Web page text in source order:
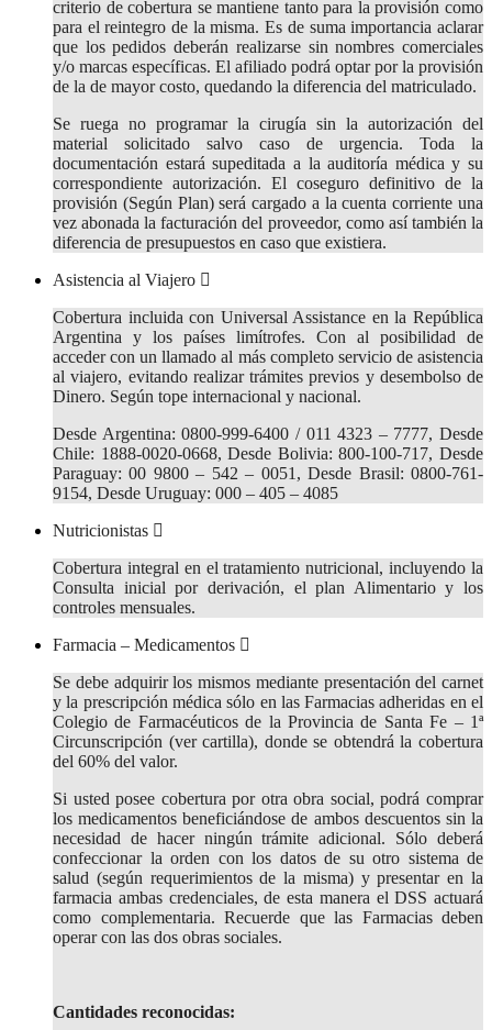
criterio de cobertura se mantiene tanto para la provisión como
para el reintegro de la misma. Es de suma importancia aclarar
que los pedidos deberán realizarse sin nombres comerciales
y/o marcas específicas. El afiliado podrá optar por la provisión
de la de mayor costo, quedando la diferencia del matriculado.
Se ruega no programar la cirugía sin la autorización del
material solicitado salvo caso de urgencia. Toda la
documentación estará supeditada a la auditoría médica y su
correspondiente autorización. El coseguro definitivo de la
provisión (Según Plan) será cargado a la cuenta corriente una
vez abonada la facturación del proveedor, como así también la
diferencia de presupuestos en caso que existiera.
Asistencia al Viajero
Cobertura incluida con Universal Assistance en la República
Argentina y los países limítrofes. Con al posibilidad de
acceder con un llamado al más completo servicio de asistencia
al viajero, evitando realizar trámites previos y desembolso de
Dinero. Según tope internacional y nacional.
Desde Argentina: 0800-999-6400 / 011 4323 – 7777, Desde
Chile: 1888-0020-0668, Desde Bolivia: 800-100-717, Desde
Paraguay: 00 9800 – 542 – 0051, Desde Brasil: 0800-761-
9154, Desde Uruguay: 000 – 405 – 4085
Nutricionistas
Cobertura integral en el tratamiento nutricional, incluyendo la
Consulta inicial por derivación, el plan Alimentario y los
controles mensuales.
Farmacia – Medicamentos
Se debe adquirir los mismos mediante presentación del carnet
y la prescripción médica sólo en las Farmacias adheridas en el
Colegio de Farmacéuticos de la Provincia de Santa Fe – 1ª
Circunscripción (ver cartilla), donde se obtendrá la cobertura
del 60% del valor.
Si usted posee cobertura por otra obra social, podrá comprar
los medicamentos beneficiándose de ambos descuentos sin la
necesidad de hacer ningún trámite adicional. Sólo deberá
confeccionar la orden con los datos de su otro sistema de
salud (según requerimientos de la misma) y presentar en la
farmacia ambas credenciales, de esta manera el DSS actuará
como complementaria. Recuerde que las Farmacias deben
operar con las dos obras sociales.
Cantidades reconocidas: